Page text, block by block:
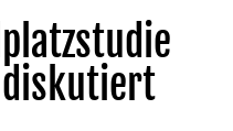
diskutiert